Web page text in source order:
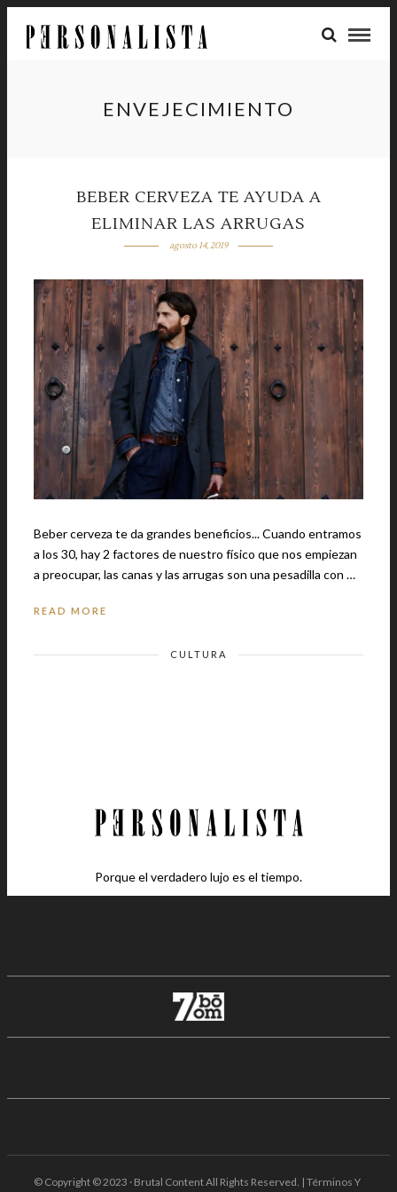
ENVEJECIMIENTO
BEBER CERVEZA TE AYUDA A
ELIMINAR LAS ARRUGAS
agosto 14, 2019
Beber cerveza te da grandes beneficios... Cuando entramos
a los 30, hay 2 factores de nuestro físico que nos empiezan
a preocupar, las canas y las arrugas son una pesadilla con …
READ MORE
CULTURA
Porque el verdadero lujo es el tiempo.
© Copyright © 2023 · Brutal Content All Rights Reserved. | Términos Y